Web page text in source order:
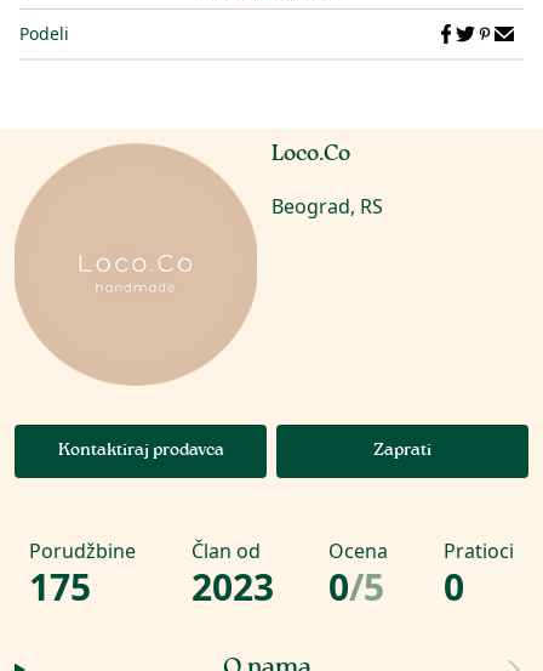
Podeli
Loco.Co
Beograd, RS
Kontaktiraj prodavca Zaprati
Porudžbine
175
Član od
2023
Ocena
0/5
Pratioci
0